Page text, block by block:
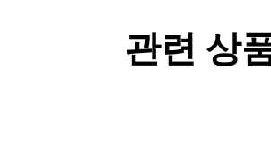
관련 상